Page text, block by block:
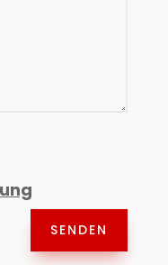
SENDEN